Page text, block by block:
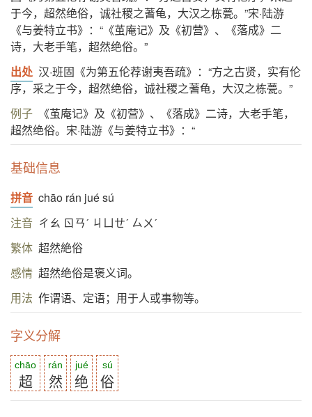
于今，超然绝俗，诚社稷之蓍龟，大汉之栋甍。”宋·陆游
《与姜特立书》：“《茧庵记》及《初营》、《落成》二
诗，大老手笔，超然绝俗。”
出处 汉·班固《为第五伦荐谢夷吾疏》：“方之古贤，实有伦
序，采之于今，超然绝俗，诚社稷之蓍龟，大汉之栋甍。”
例子
《茧庵记》及《初营》、《落成》二诗，大老手笔，
超然绝俗。宋·陆游《与姜特立书》：“
基础信息
拼音 chāo rán jué sú
注音 ㄔㄠ ㄖㄢˊ ㄐㄩㄝˊ ㄙㄨˊ
繁体 超然絶俗
感情 超然绝俗是褒义词。
用法 作谓语、定语；用于人或事物等。
字义分解
chāo
超
rán
然
jué
绝
sú
俗